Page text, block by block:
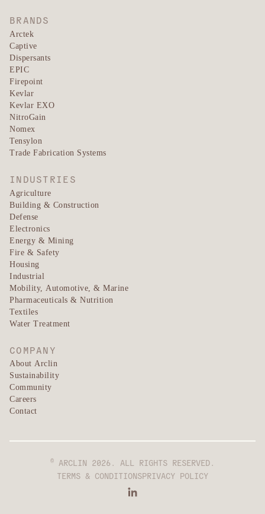
BRANDS
Arctek
Captive
Dispersants
EPIC
Firepoint
Kevlar
Kevlar EXO
NitroGain
Nomex
Tensylon
Trade Fabrication Systems
INDUSTRIES
Agriculture
Building & Construction
Defense
Electronics
Energy & Mining
Fire & Safety
Housing
Industrial
Mobility, Automotive, & Marine
Pharmaceuticals & Nutrition
Textiles
Water Treatment
COMPANY
About Arclin
Sustainability
Community
Careers
Contact
TERMS & CONDITIONSPRIVACY POLICY
© ARCLIN 2026. ALL RIGHTS RESERVED.